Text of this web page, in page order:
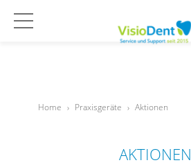
Home › Praxisgeräte › Aktionen
AKTIONEN